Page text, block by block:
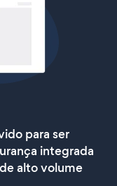
para ser
integrada
alto volume